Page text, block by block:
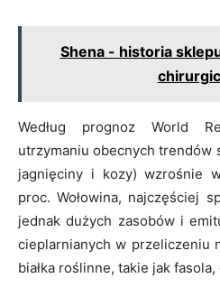
Shena - historia
Według prognoz World
utrzymaniu obecnych trendów
jagnięciny i kozy) wzrośnie
proc. Wołowina, najczęściej
jednak dużych zasobów i
cieplarnianych w przeliczeniu
białka roślinne, takie jak